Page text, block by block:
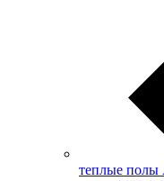
теплые полы